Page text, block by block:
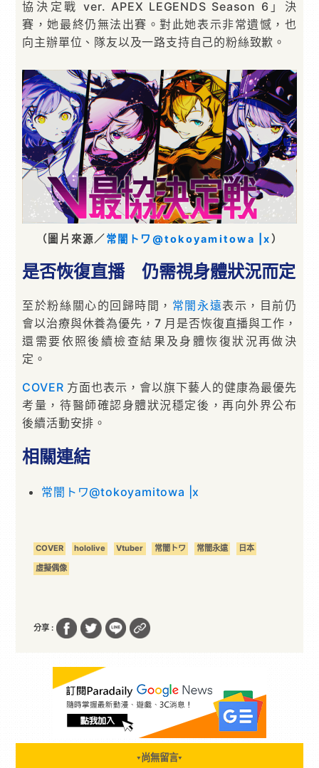
協決定戰 ver. APEX LEGENDS Season 6」決
賽，她最終仍無法出賽。對此她表示非常遺憾，也
向主辦單位、隊友以及一路支持自己的粉絲致歉。
（圖片來源／ 常闇トワ@tokoyamitowa |x ）
是否恢復直播 仍需視身體狀況而定
至於粉絲關心的回歸時間， 常闇永遠表示，目前仍
會以治療與休養為優先，7 月是否恢復直播與工作，
還需要依照後續檢查結果及身體恢復狀況再做決
定。
COVER 方面也表示，會以旗下藝人的健康為最優先
考量，待醫師確認身體狀況穩定後，再向外界公布
後續活動安排。
相關連結
常闇トワ@tokoyamitowa |x
COVER hololive Vtuber 常闇トワ 常闇永遠
日本
虛擬偶像
分享 :
▼ 尚無留言▼